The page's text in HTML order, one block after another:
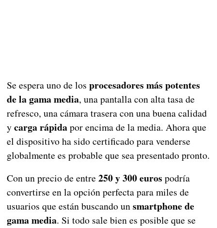
Se espera uno de los procesadores más potentes
de la gama media, una pantalla con alta tasa de
refresco, una cámara trasera con una buena calidad
ycarga rápidapor encima de la media. Ahora que
el dispositivo ha sido certificado para venderse
globalmente es probable que sea presentado pronto.
Con un precio de entre 250 y 300 euros podría
convertirse en la opción perfecta para miles de
usuarios que están buscando unsmartphone de
gama media. Si todo sale bien es posible que se